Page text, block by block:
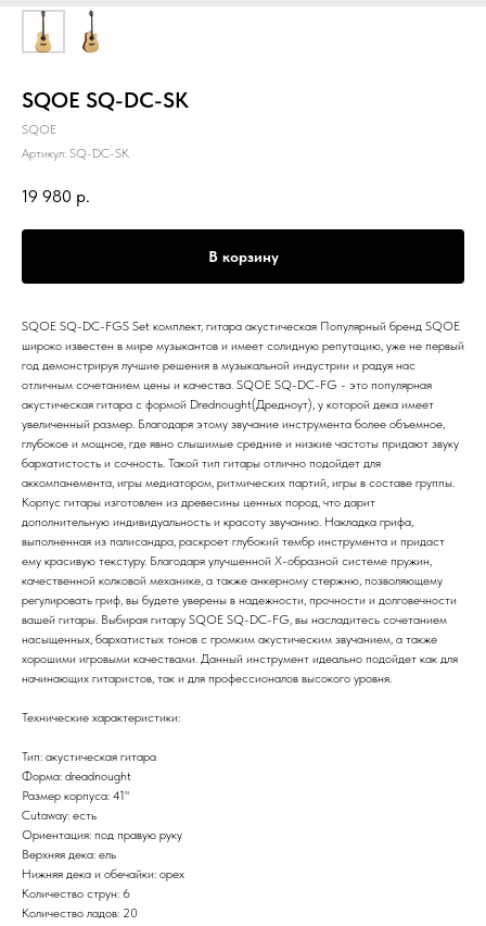
SQOE SQ-DC-SK
SQOE
Артикул: SQ-DC-SK
19 980 р.
В корзину
SQOE SQ-DC-FGS Set комплект, гитара акустическая Популярный бренд SQOE
широко известен в мире музыкантов и имеет солидную репутацию, уже не первый
год демонстрируя лучшие решения в музыкальной индустрии и радуя нас
отличным сочетанием цены и качества. SQOE SQ-DC-FG - это популярная
акустическая гитара с формой Drednought(Дредноут), у которой дека имеет
увеличенный размер. Благодаря этому звучание инструмента более объемное,
глубокое и мощное, где явно слышимые средние и низкие частоты придают звуку
бархатистость и сочность. Такой тип гитары отлично подойдет для
аккомпанемента, игры медиатором, ритмических партий, игры в составе группы.
Корпус гитары изготовлен из древесины ценных пород, что дарит
дополнительную индивидуальность и красоту звучанию. Накладка грифа,
выполненная из палисандра, раскроет глубокий тембр инструмента и придаст
ему красивую текстуру. Благодаря улучшенной Х-образной системе пружин,
качественной колковой механике, а также анкерному стержню, позволяющему
регулировать гриф, вы будете уверены в надежности, прочности и долговечности
вашей гитары. Выбирая гитару SQOE SQ-DC-FG, вы насладитесь сочетанием
насыщенных, бархатистых тонов с громким акустическим звучанием, а также
хорошими игровыми качествами. Данный инструмент идеально подойдет как для
начинающих гитаристов, так и для профессионалов высокого уровня.
Технические характеристики:
Тип: акустическая гитара
Форма: dreadnought
Размер корпуса: 41"
Cutaway: есть
Ориентация: под правую руку
Верхняя дека: ель
Нижняя дека и обечайки: орех
Количество струн: 6
Количество ладов: 20